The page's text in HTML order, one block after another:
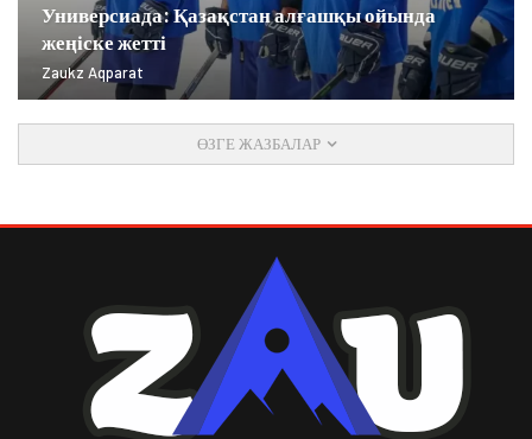
Универсиада: Қазақстан алғашқы ойында
жеңіске жетті
Zaukz Aqparat
ӨЗГЕ ЖАЗБАЛАР